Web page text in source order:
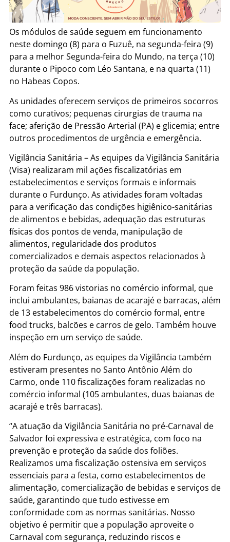
Os módulos de saúde seguem em funcionamento
neste domingo (8) para o Fuzuê, na segunda-feira (9)
para a melhor Segunda-feira do Mundo, na terça (10)
durante o Pipoco com Léo Santana, e na quarta (11)
no Habeas Copos.
As unidades oferecem serviços de primeiros socorros
como curativos; pequenas cirurgias de trauma na
face; aferição de Pressão Arterial (PA) e glicemia; entre
outros procedimentos de urgência e emergência.
Vigilância Sanitária – As equipes da Vigilância Sanitária
(Visa) realizaram mil ações fiscalizatórias em
estabelecimentos e serviços formais e informais
durante o Furdunço. As atividades foram voltadas
para a verificação das condições higiênico-sanitárias
de alimentos e bebidas, adequação das estruturas
físicas dos pontos de venda, manipulação de
alimentos, regularidade dos produtos
comercializados e demais aspectos relacionados à
proteção da saúde da população.
Foram feitas 986 vistorias no comércio informal, que
inclui ambulantes, baianas de acarajé e barracas, além
de 13 estabelecimentos do comércio formal, entre
food trucks, balcões e carros de gelo. Também houve
inspeção em um serviço de saúde.
Além do Furdunço, as equipes da Vigilância também
estiveram presentes no Santo Antônio Além do
Carmo, onde 110 fiscalizações foram realizadas no
comércio informal (105 ambulantes, duas baianas de
acarajé e três barracas).
“A atuação da Vigilância Sanitária no pré-Carnaval de
Salvador foi expressiva e estratégica, com foco na
prevenção e proteção da saúde dos foliões.
Realizamos uma fiscalização ostensiva em serviços
essenciais para a festa, como estabelecimentos de
alimentação, comercialização de bebidas e serviços de
saúde, garantindo que tudo estivesse em
conformidade com as normas sanitárias. Nosso
objetivo é permitir que a população aproveite o
Carnaval com segurança, reduzindo riscos e